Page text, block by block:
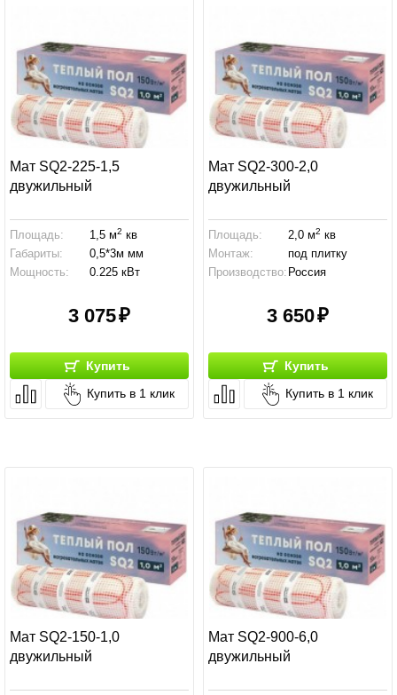
Мат SQ2-225-1,5
двужильный
Площадь: 1,5 м2 кв
Габариты:
0,5*3м мм
Мощность:
0.225 кВт
3 075
Купить
Купить в 1 клик
Мат SQ2-300-2,0
двужильный
Площадь: 2,0 м2 кв
Монтаж:
под плитку
Производство: Россия
3 650
Купить
Купить в 1 клик
Мат SQ2-150-1,0
двужильный
Мат SQ2-900-6,0
двужильный